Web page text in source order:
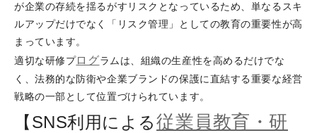
が企業の存続を揺るがすリスクとなっているため、単なるスキ
ルアップだけでなく「リスク管理」としての教育の重要性が高
まっています。
適切な研修プログラムは、組織の生産性を高めるだけでな
く、法務的な防衛や企業ブランドの保護に直結する重要な経営
戦略の一部として位置づけられています。
【SNS利用による従業員教育・研